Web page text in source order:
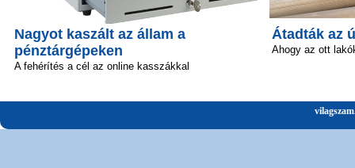
Nagyot kaszált az állam a
pénztárgépeken
A fehérítés a cél az online kasszákkal
Átadták az
Ahogy az ott